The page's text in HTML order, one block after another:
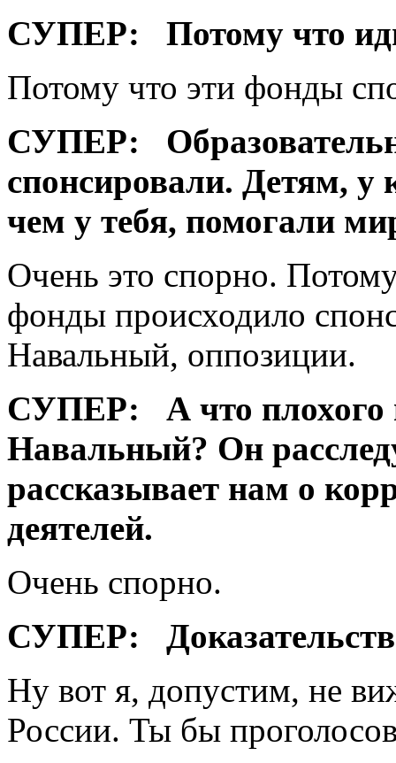
СУПЕР: Потому что
Потому что эти фонды
СУПЕР:
спонсировали. Детям, у
чем у тебя, помогали
Очень это спорно.
фонды происходило
Навальный, оппозиции.
СУПЕР:
А что плохого
Навальный? Он
рассказывает нам о
деятелей.
Очень спорно.
СУПЕР:
Ну вот я, допустим, не
России. Ты бы